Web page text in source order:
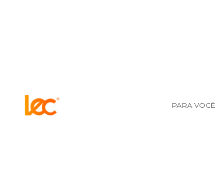
PARA VOCÊ